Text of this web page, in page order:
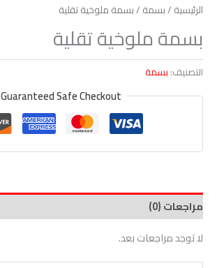
الرئيسية /بسمة / بسمة ملوخية تقلية
بسمة ملوخية تقلية
التصنيف: بسمة
Guaranteed Safe Checkout
مراجعات (0)
لا توجد مراجعات بعد.